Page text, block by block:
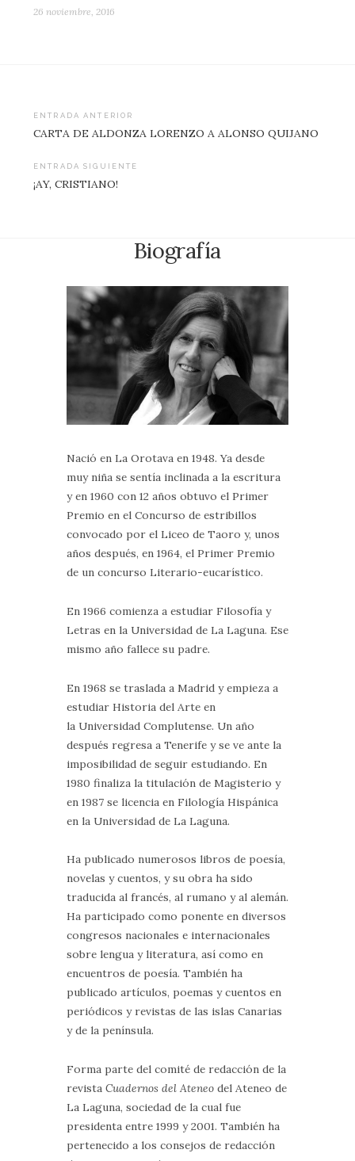
26 noviembre, 2016
Navegación
de
entradas
ENTRADA ANTERIOR
CARTA DE ALDONZA LORENZO A ALONSO QUIJANO
ENTRADA SIGUIENTE
¡AY, CRISTIANO!
Biografía
Nació en La Orotava en 1948. Ya desde
muy niña se sentía inclinada a la escritura
y en 1960 con 12 años obtuvo el Primer
Premio en el Concurso de estribillos
convocado por el Liceo de Taoro y, unos
años después, en 1964, el Primer Premio
de un concurso Literario-eucarístico.
En 1966 comienza a estudiar Filosofía y
Letras en la Universidad de La Laguna. Ese
mismo año fallece su padre.
En 1968 se traslada a Madrid y empieza a
estudiar Historia del Arte en
la Universidad Complutense. Un año
después regresa a Tenerife y se ve ante la
imposibilidad de seguir estudiando. En
1980 finaliza la titulación de Magisterio y
en 1987 se licencia en Filología Hispánica
en la Universidad de La Laguna.
Ha publicado numerosos libros de poesía,
novelas y cuentos, y su obra ha sido
traducida al francés, al rumano y al alemán.
Ha participado como ponente en diversos
congresos nacionales e internacionales
sobre lengua y literatura, así como en
encuentros de poesía. También ha
publicado artículos, poemas y cuentos en
periódicos y revistas de las islas Canarias
y de la península.
Forma parte del comité de redacción de la
revista Cuadernos del Ateneo del Ateneo de
La Laguna, sociedad de la cual fue
presidenta entre 1999 y 2001. También ha
pertenecido a los consejos de redacción